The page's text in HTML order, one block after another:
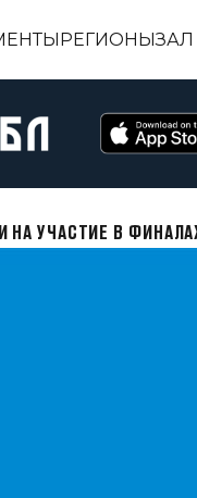
РЕГИОНЫ
НА УЧАСТИЕ В